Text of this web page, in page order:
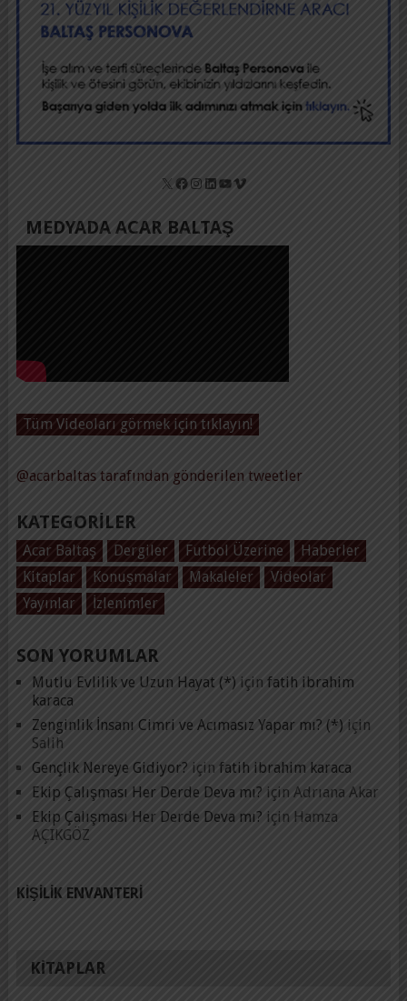
X Facebook
Instagram
LinkedIn
YouTube
Vimeo
MEDYADA ACAR BALTAŞ
Tüm Videoları görmek için tıklayın!
@acarbaltas tarafından gönderilen tweetler
KATEGORILER
Acar Baltaş Dergiler Futbol Üzerine
Haberler
Kitaplar
Konuşmalar Makaleler
Videolar
Yayınlar
İzlenimler
SON YORUMLAR
Mutlu Evlilik ve Uzun Hayat (*) için fatih ibrahim
karaca
Zenginlik İnsanı Cimri ve Acımasız Yapar mı? (*) için
Salih
Gençlik Nereye Gidiyor? için fatih ibrahim karaca
Ekip Çalışması Her Derde Deva mı? için Adrıana Akar
Ekip Çalışması Her Derde Deva mı? için Hamza
AÇIKGÖZ
KIŞILIK ENVANTERI
KITAPLAR